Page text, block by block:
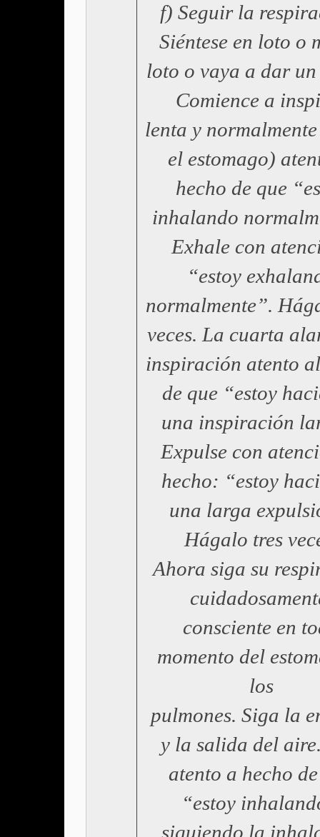
f) Seguir la
Siéntese en loto o
loto o vaya a dar un
Comience a
lenta y
el estomago)
hecho de que
inhalando
Exhale con
“estoy
normalmente”.
veces. La cuarta
inspiración atento
de que “estoy
una inspiración
Expulse con
hecho: “estoy
una larga
Hágalo tres
Ahora siga su
consciente en
momento del
los
pulmones. Siga la
y la salida del
atento a hecho
“estoy
siguiendo la